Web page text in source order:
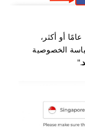
سيُطلب منك حينها تأكيد أن عمرك 18 عامًا أو أكثر،
الخصوصية
".